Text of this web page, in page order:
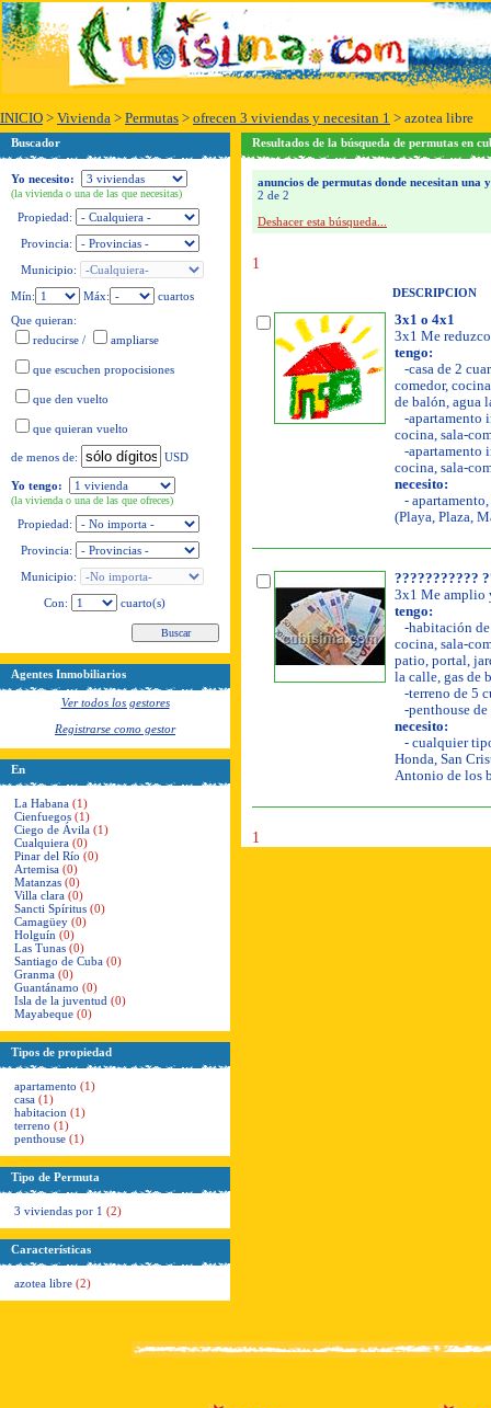
INICIO > Vivienda > Permutas > ofrecen 3 viviendas y necesitan 1 > azotea libre
Buscador
Yo necesito:
(la vivienda o una de las que necesitas)
Propiedad:
Provincia:
Municipio:
Mín:
Máx:
cuartos
Que quieran:
reducirse / ampliarse
que escuchen propocisiones
que den vuelto
que quieran vuelto
de menos de: USD
Yo tengo:
(la vivienda o una de las que ofreces)
Propiedad:
Provincia:
Municipio:
Con:
cuarto(s)
Agentes Inmobiliarios
Ver todos los gestores
Registrarse como gestor
En
La Habana (1)
Cienfuegos (1)
Ciego de Ávila (1)
Cualquiera (0)
Pinar del Río (0)
Artemisa (0)
Matanzas (0)
Villa clara (0)
Sancti Spíritus (0)
Camagüey (0)
Holguín (0)
Las Tunas (0)
Santiago de Cuba (0)
Granma (0)
Guantánamo (0)
Isla de la juventud (0)
Mayabeque (0)
Tipos de propiedad
apartamento (1)
casa (1)
habitacion (1)
terreno (1)
penthouse (1)
Tipo de Permuta
3 viviendas por 1 (2)
Características
azotea libre (2)
Resultados de la búsqueda de permutas en
anuncios de permutas donde necesitan
2 de 2
Deshacer esta búsqueda...
1
DESCRIPCION
3x1 o 4x1
3x1 Me
tengo:
-casa de 2
comedor,
de balón, agua
-apartamento
cocina, sala-
-apartamento
cocina, sala-
necesito:
-
(Playa, Plaza,
???????????
3x1 Me amplio
tengo:
-habitación de
cocina, sala-
patio, portal,
la calle, gas de
-terreno de 5
-penthouse de
necesito:
- cualquier
Honda, San
Antonio de los
1